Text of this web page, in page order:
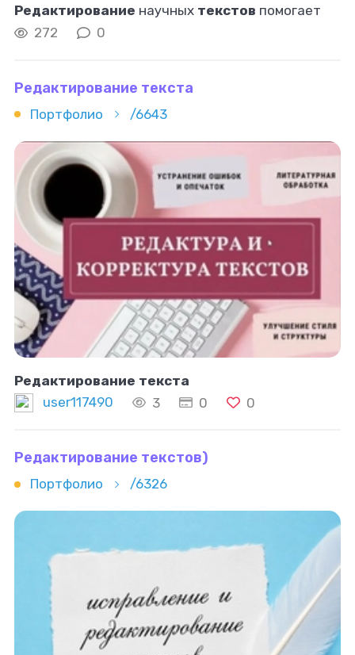
Редактирование научных текстов помогает
привести работу в соответствие с требованиями
272 0
Редактирование текста
Портфолио /6643
Редактирование текста
user117490
3 0 0
Редактирование текстов)
Портфолио /6326